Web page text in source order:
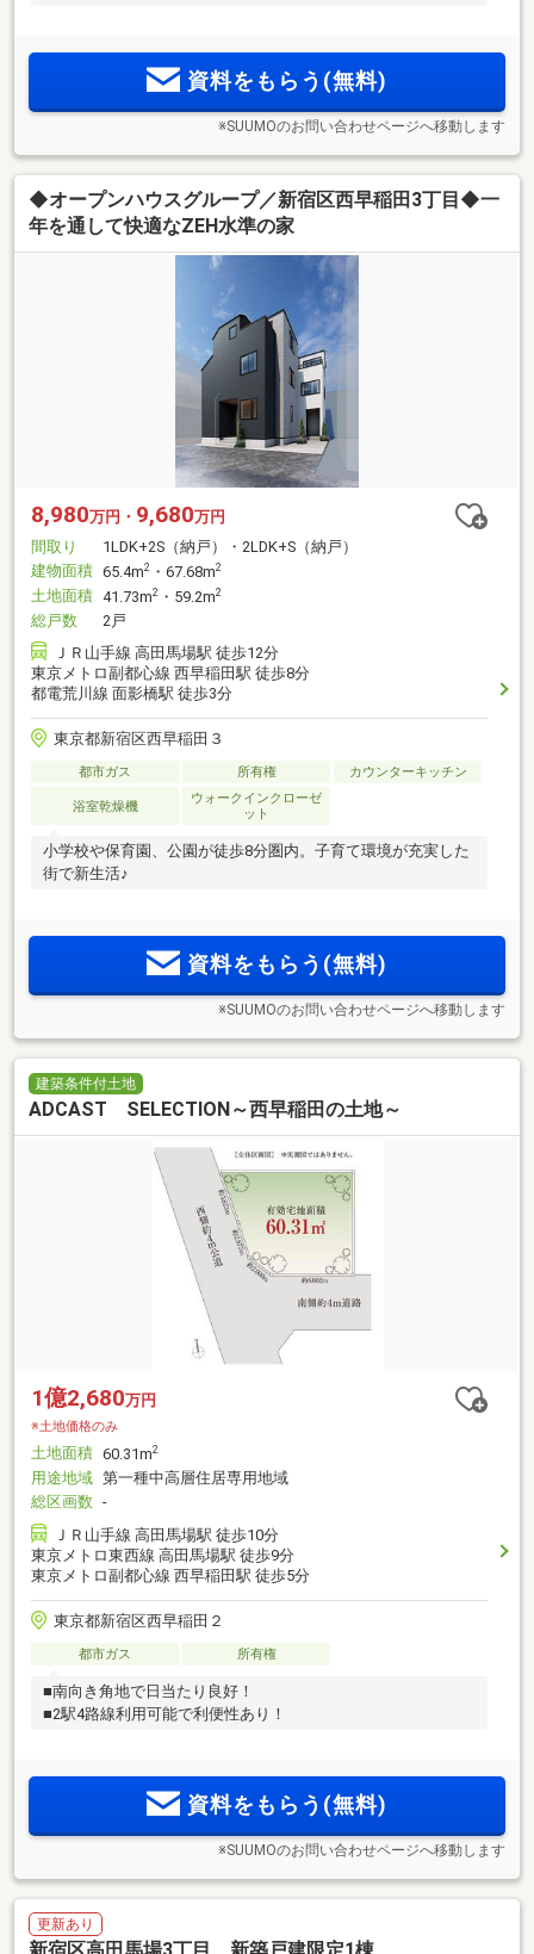
資料をもらう(無料)
※SUUMOのお問い合わせページへ移動します
◆オープンハウスグループ／新宿区西早稲田3丁目◆一
年を通して快適なZEH水準の家
8,980万円・ 9,680万円
間取り
1LDK+2S（納戸）・2LDK+S（納戸）
建物面積 65.4m2 ・67.68m2
土地面積 41.73m2 ・59.2m2
総戸数
2戸
ＪＲ山手線 高田馬場駅 徒歩12分
東京メトロ副都心線 西早稲田駅 徒歩8分
都電荒川線 面影橋駅 徒歩3分
東京都新宿区西早稲田３
都市ガス 所有権 カウンターキッチン
浴室乾燥機
ウォークインクローゼ
ット
小学校や保育園、公園が徒歩8分圏内。子育て環境が充実した
街で新生活♪
資料をもらう(無料)
※SUUMOのお問い合わせページへ移動します
建築条件付土地
ADCAST SELECTION～西早稲田の土地～
1億2,680万円
※土地価格のみ
土地面積 60.31m2
用途地域 第一種中高層住居専用地域
総区画数 -
ＪＲ山手線 高田馬場駅 徒歩10分
東京メトロ東西線 高田馬場駅 徒歩9分
東京メトロ副都心線 西早稲田駅 徒歩5分
東京都新宿区西早稲田２
都市ガス 所有権
■南向き角地で日当たり良好！
■2駅4路線利用可能で利便性あり！
資料をもらう(無料)
※SUUMOのお問い合わせページへ移動します
更新あり